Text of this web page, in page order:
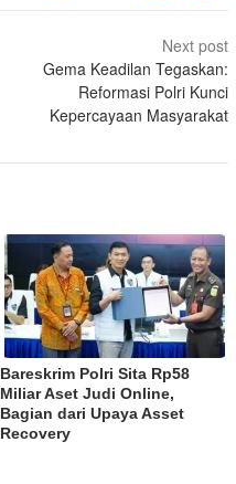
Next post
Gema Keadilan Tegaskan:
Reformasi Polri Kunci
Kepercayaan Masyarakat
Bareskrim Polri Sita Rp58
Miliar Aset Judi Online,
Bagian dari Upaya Asset
Recovery